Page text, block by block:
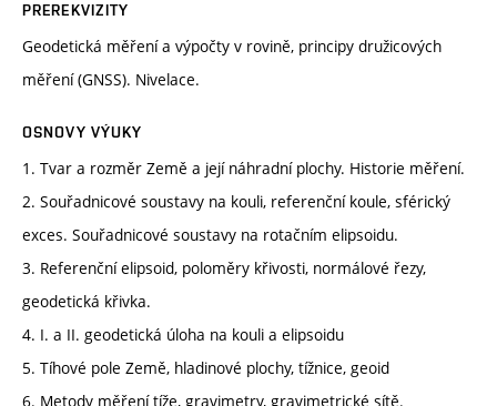
PREREKVIZITY
Geodetická měření a výpočty v rovině, principy družicových
měření (GNSS). Nivelace.
OSNOVY VÝUKY
1. Tvar a rozměr Země a její náhradní plochy. Historie měření.
2. Souřadnicové soustavy na kouli, referenční koule, sférický
exces. Souřadnicové soustavy na rotačním elipsoidu.
3. Referenční elipsoid, poloměry křivosti, normálové řezy,
geodetická křivka.
4. I. a II. geodetická úloha na kouli a elipsoidu
5. Tíhové pole Země, hladinové plochy, tížnice, geoid
6. Metody měření tíže, gravimetry, gravimetrické sítě.